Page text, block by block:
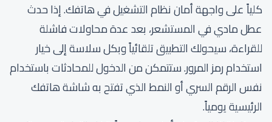
كلياً على واجهة أمان نظام التشغيل في هاتفك. إذا حدث
عطل مادي في المستشعر، بعد عدة محاولات فاشلة
للقراءة، سيحولك التطبيق تلقائياً وبكل سلاسة إلى خيار
استخدام رمز المرور. ستتمكن من الدخول للمحادثات باستخدام
نفس الرقم السري أو النمط الذي تفتح به شاشة هاتفك
الرئيسية يومياً.